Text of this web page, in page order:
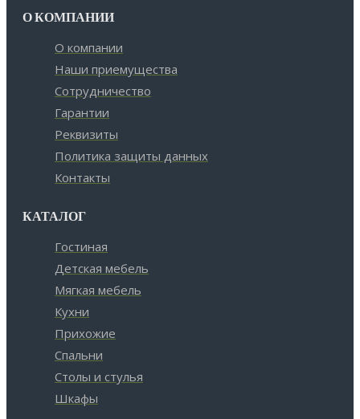
О КОМПАНИИ
О компании
Наши приемущества
Сотрудничество
Гарантии
Реквизиты
Политика защиты данных
Контакты
КАТАЛОГ
Гостиная
Детская мебель
Мягкая мебель
Кухни
Прихожие
Спальни
Столы и стулья
Шкафы